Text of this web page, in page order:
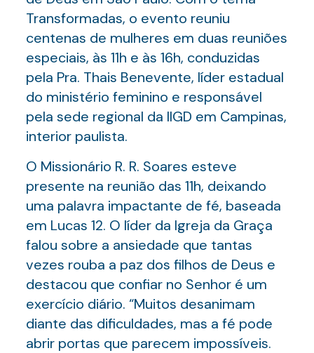
Transformadas, o evento reuniu
centenas de mulheres em duas reuniões
especiais, às 11h e às 16h, conduzidas
pela Pra. Thais Benevente, líder estadual
do ministério feminino e responsável
pela sede regional da IIGD em Campinas,
interior paulista.
O Missionário R. R. Soares esteve
presente na reunião das 11h, deixando
uma palavra impactante de fé, baseada
em Lucas 12. O líder da Igreja da Graça
falou sobre a ansiedade que tantas
vezes rouba a paz dos filhos de Deus e
destacou que confiar no Senhor é um
exercício diário. “Muitos desanimam
diante das dificuldades, mas a fé pode
abrir portas que parecem impossíveis.